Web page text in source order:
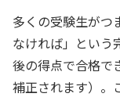
多くの受験生がつ
なければ」という
後の得点で合格で
補正されます）。